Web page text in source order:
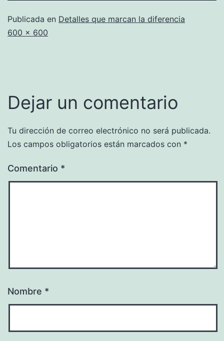
Publicada en Detalles que marcan la diferencia
Tamaño
600 × 600
Dejar un comentario
Tu dirección de correo electrónico no será publicada.
Los campos obligatorios están marcados con *
Comentario *
Nombre *